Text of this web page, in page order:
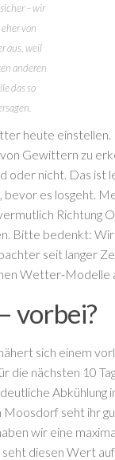
– wir
von
aus, weil
anderen
das so
heute einstellen.
Gewittern zu
oder nicht. Das ist
es losgeht.
Richtung
Bitte bedenkt:
seit langer
Wetter-Modelle
vorbei?
sich einem
die nächsten 10
Abkühlung
seht ihr
wir eine
diesen Wert